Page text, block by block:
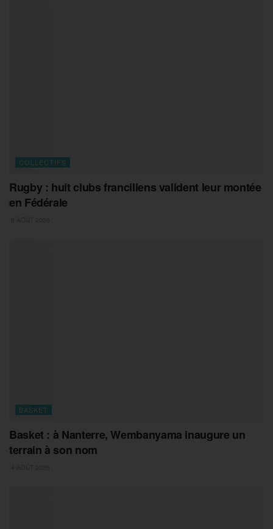
COLLECTIFS
Rugby : huit clubs franciliens valident leur montée
en Fédérale
BASKET
Basket : à Nanterre, Wembanyama inaugure un
terrain à son nom